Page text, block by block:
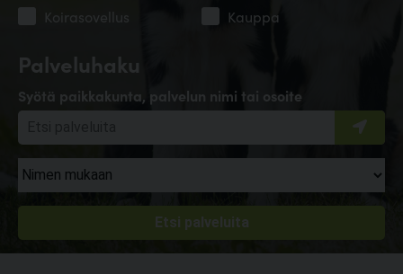
Palveluhaku
Syötä paikkakunta, palvelun nimi tai osoite
Koirasovellus
Kauppa